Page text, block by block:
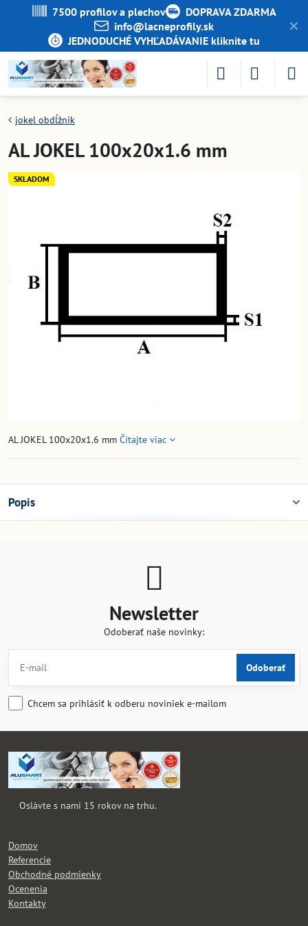
✕
7500 profilov a plechov
DOPRAVA ZDARMA
info​@lacneprofily​.sk
JEDNODUCHÉ VYHĽADÁVANIE kliknite tu
SKLADOM
jokel obdĺžnik
AL JOKEL 100x20x1.6 mm
AL JOKEL 100x20x1.6 mm Čítajte viac
Popis
Newsletter
Odoberať naše novinky:
Odoberať
Chcem sa prihlásiť k odberu noviniek e-mailom
Oslávte s nami 15 rokov na trhu.
Domov
Referencie
Obchodné podmienky
Ocenenia
Kontakty